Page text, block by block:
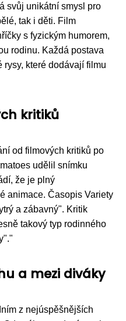
svůj unikátní smysl pro
tak i děti. Film
s fyzickým humorem,
rodinu. Každá postava
rysy, které dodávají filmu
kritiků
od filmových kritiků po
udělil snímku
že je plný
animace. Časopis Variety
a zábavný". Kritik
takový typ rodinného
a mezi diváky
z nejúspěšnějších